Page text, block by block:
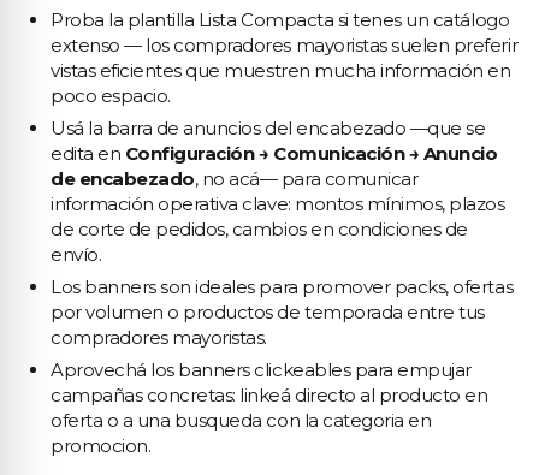
Proba la plantilla Lista Compacta si tenes un catálogo
extenso — los compradores mayoristas suelen preferir
vistas eficientes que muestren mucha información en
poco espacio.
Usá la barra de anuncios del encabezado —que se
edita en Configuración → Comunicación → Anuncio
de encabezado, no acá— para comunicar
información operativa clave: montos mínimos, plazos
de corte de pedidos, cambios en condiciones de
envío.
Los banners son ideales para promover packs, ofertas
por volumen o productos de temporada entre tus
compradores mayoristas.
Aprovechá los banners clickeables para empujar
campañas concretas: linkeá directo al producto en
oferta o a una busqueda con la categoria en
promocion.